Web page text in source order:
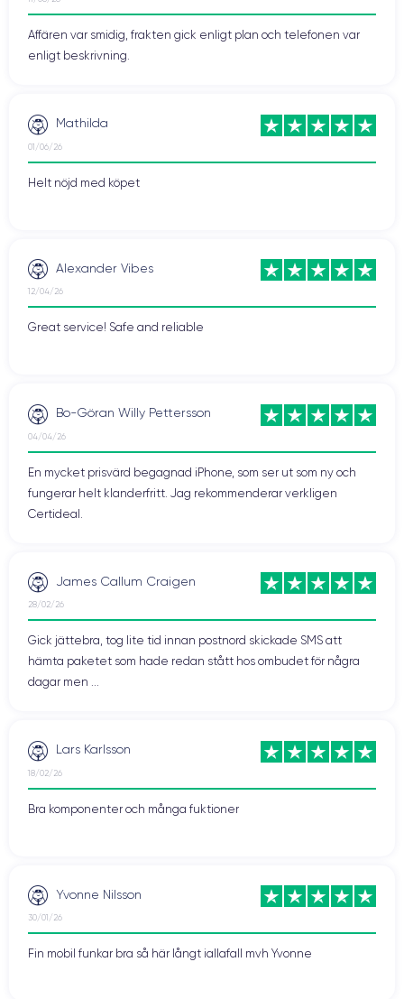
Affären var smidig, frakten gick enligt plan och telefonen var
enligt beskrivning.
Mathilda
01/06/26
Helt nöjd med köpet
Alexander Vibes
12/04/26
Great service! Safe and reliable
Bo-Göran Willy Pettersson
04/04/26
En mycket prisvärd begagnad iPhone, som ser ut som ny och
fungerar helt klanderfritt. Jag rekommenderar verkligen
Certideal.
James Callum Craigen
28/02/26
Gick jättebra, tog lite tid innan postnord skickade SMS att
hämta paketet som hade redan stått hos ombudet för några
dagar men ...
Lars Karlsson
18/02/26
Bra komponenter och många fuktioner
Yvonne Nilsson
30/01/26
Fin mobil funkar bra så här långt iallafall mvh Yvonne